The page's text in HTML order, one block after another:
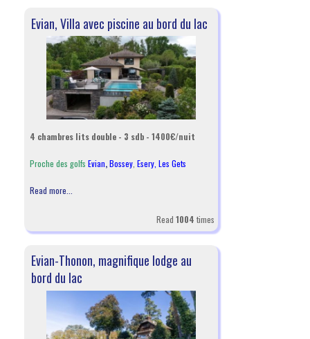
Evian, Villa avec piscine au bord du lac
4 chambres lits double - 3 sdb - 1400€/nuit
Proche des golfs Evian,Bossey, Esery, Les Gets
Read more...
Read 1004 times
Evian-Thonon, magnifique lodge au
bord du lac